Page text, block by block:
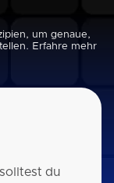
um genaue,
Erfahre mehr
du